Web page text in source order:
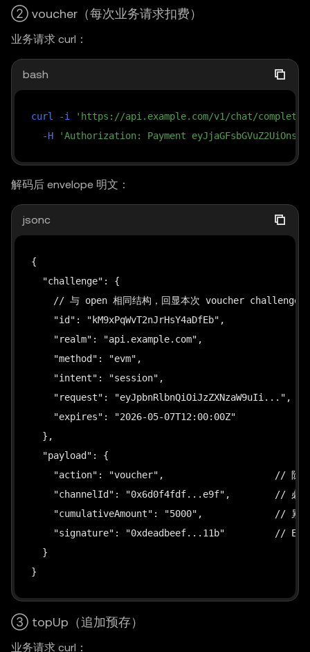
"from": "0x1234...5678",             //
"to": "0xff00...0001",               //
"value": "100000",                   // 充
      "validAfter": "0",
"validBefore": "1746619200",         // EIP-
"nonce": "0xa1b2...8f90"              //
    },
"signature": "0xab01...ef1c",          // 上面
"voucherSignature": "0x1122...331b"    //
② voucher（每次业务请求扣费）
业务请求 curl：
bash
curl -i
'https://api.example.com/v1/chat/
-H
'Authorization: Payment
解码后 envelope 明文：
jsonc
{
  "challenge": {
    // 与 open 相同结构，回显本次 voucher challenge
    "id": "kM9xPqWvT2nJrHsY4aDfEb",
    "realm": "api.example.com",
    "method": "evm",
    "intent": "session",
    "request": "eyJpbnRlbnQiOiJzZXNzaW9uIi...",
    "expires": "2026-05-07T12:00:00Z"
  },
  "payload": {
"action": "voucher",                    // 阶
"channelId": "0x6d0f4fdf...e9f",        // 必
"cumulativeAmount": "5000",             // 累计
"signature": "0xdeadbeef...11b"         //
  }
}
③ topUp（追加预存）
业务请求 curl：